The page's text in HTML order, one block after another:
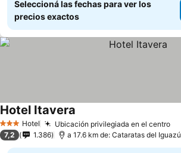
Seleccioná las fechas para ver los
precios exactos
3 Estrellas
Hotel Ubicación privilegiada en el centro
Hotel Itavera
7,2 1.386 a 17.6 km de: Cataratas del Iguazú